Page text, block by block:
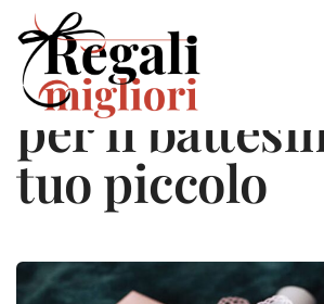
Idee regalo
per il
tuo piccolo